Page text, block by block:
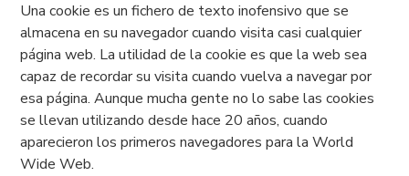
Una cookie es un fichero de texto inofensivo que se
almacena en su navegador cuando visita casi cualquier
página web. La utilidad de la cookie es que la web sea
capaz de recordar su visita cuando vuelva a navegar por
esa página. Aunque mucha gente no lo sabe las cookies
se llevan utilizando desde hace 20 años, cuando
aparecieron los primeros navegadores para la World
Wide Web.